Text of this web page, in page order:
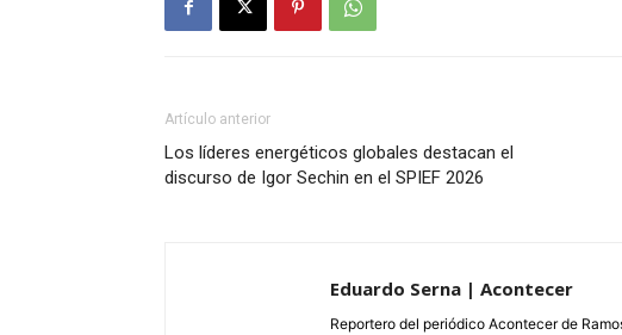
Artículo anterior
Los líderes energéticos globales destacan el
discurso de Igor Sechin en el SPIEF 2026
Eduardo Serna | Acontecer
Reportero del periódico Acontecer de